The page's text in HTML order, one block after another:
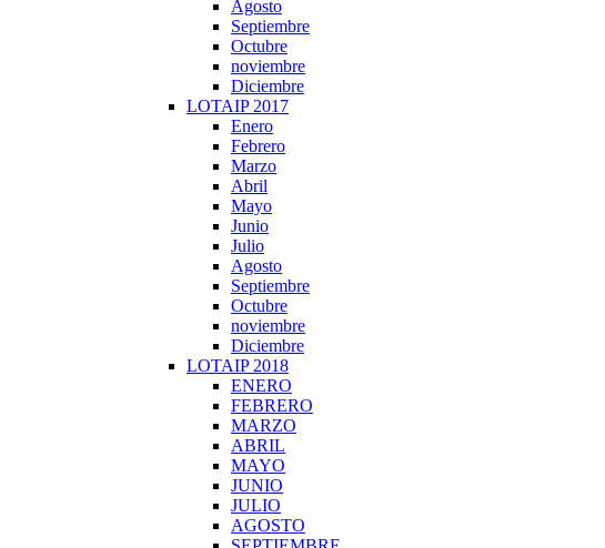
Agosto
Septiembre
Octubre
noviembre
Diciembre
LOTAIP 2017
Enero
Febrero
Marzo
Abril
Mayo
Junio
Julio
Agosto
Septiembre
Octubre
noviembre
Diciembre
LOTAIP 2018
ENERO
FEBRERO
MARZO
ABRIL
MAYO
JUNIO
JULIO
AGOSTO